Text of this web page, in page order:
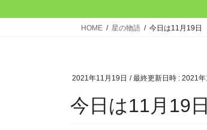
HOME 星の物語 今日は11月19日
2021年11月19日 / 最終更新日時 : 2021年
今日は11月19